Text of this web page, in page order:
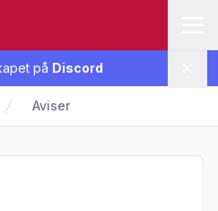
på Discord
Aviser